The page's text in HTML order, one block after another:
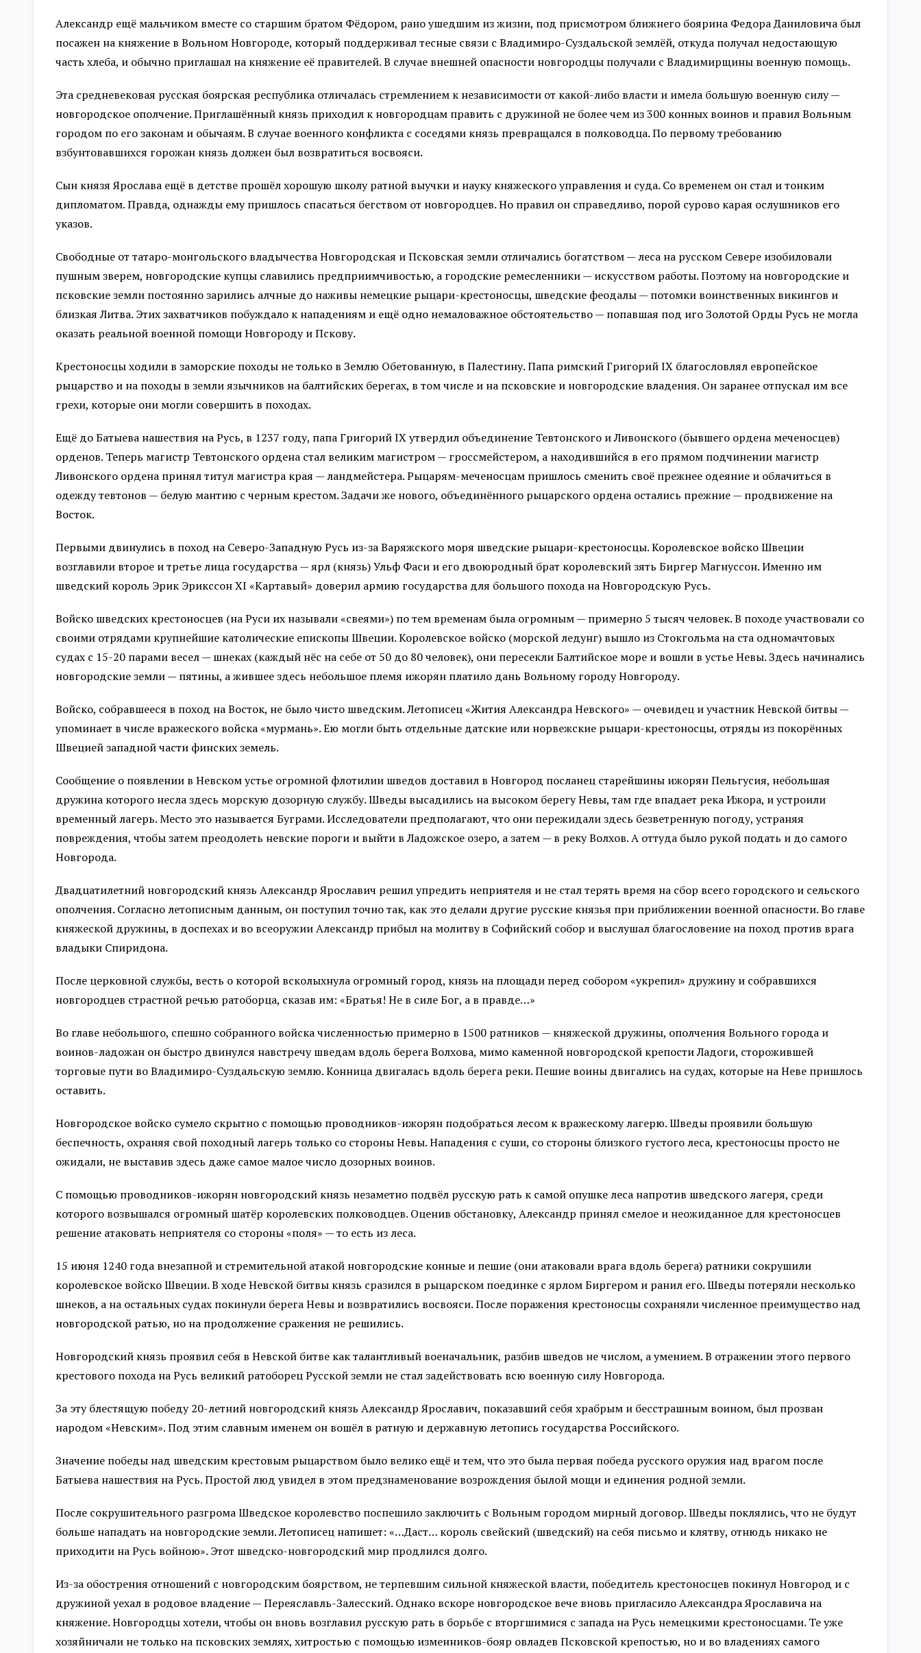
Александр ещё мальчиком вместе со старшим братом Фёдором, рано ушедшим из жизни, под присмотром ближнего боярина Федора Даниловича был
посажен на княжение в Вольном Новгороде, который поддерживал тесные связи с Владимиро-Суздальской землёй, откуда получал недостающую
часть хлеба, и обычно приглашал на княжение её правителей. В случае внешней опасности новгородцы получали с Владимирщины военную помощь.
Эта средневековая русская боярская республика отличалась стремлением к независимости от какой-либо власти и имела большую военную силу —
новгородское ополчение. Приглашённый князь приходил к новгородцам править с дружиной не более чем из 300 конных воинов и правил Вольным
городом по его законам и обычаям. В случае военного конфликта с соседями князь превращался в полководца. По первому требованию
взбунтовавшихся горожан князь должен был возвратиться восвояси.
Сын князя Ярослава ещё в детстве прошёл хорошую школу ратной выучки и науку княжеского управления и суда. Со временем он стал и тонким
дипломатом. Правда, однажды ему пришлось спасаться бегством от новгородцев. Но правил он справедливо, порой сурово карая ослушников его
указов.
Свободные от татаро-монгольского владычества Новгородская и Псковская земли отличались богатством — леса на русском Севере изобиловали
пушным зверем, новгородские купцы славились предприимчивостью, а городские ремесленники — искусством работы. Поэтому на новгородские и
псковские земли постоянно зарились алчные до наживы немецкие рыцари-крестоносцы, шведские феодалы — потомки воинственных викингов и
близкая Литва. Этих захватчиков побуждало к нападениям и ещё одно немаловажное обстоятельство — попавшая под иго Золотой Орды Русь не могла
оказать реальной военной помощи Новгороду и Пскову.
Крестоносцы ходили в заморские походы не только в Землю Обетованную, в Палестину. Папа римский Григорий IX благословлял европейское
рыцарство и на походы в земли язычников на балтийских берегах, в том числе и на псковские и новгородские владения. Он заранее отпускал им все
грехи, которые они могли совершить в походах.
Ещё до Батыева нашествия на Русь, в 1237 году, папа Григорий IX утвердил объединение Тевтонского и Ливонского (бывшего ордена меченосцев)
орденов. Теперь магистр Тевтонского ордена стал великим магистром — гроссмейстером, а находившийся в его прямом подчинении магистр
Ливонского ордена принял титул магистра края — ландмейстера. Рыцарям-меченосцам пришлось сменить своё прежнее одеяние и облачиться в
одежду тевтонов — белую мантию с черным крестом. Задачи же нового, объединённого рыцарского ордена остались прежние — продвижение на
Восток.
Первыми двинулись в поход на Северо-Западную Русь из-за Варяжского моря шведские рыцари-крестоносцы. Королевское войско Швеции
возглавили второе и третье лица государства — ярл (князь) Ульф Фаси и его двоюродный брат королевский зять Биргер Магнуссон. Именно им
шведский король Эрик Эрикссон XI «Картавый» доверил армию государства для большого похода на Новгородскую Русь.
Войско шведских крестоносцев (на Руси их называли «свеями») по тем временам была огромным — примерно 5 тысяч человек. В походе участвовали со
своими отрядами крупнейшие католические епископы Швеции. Королевское войско (морской ледунг) вышло из Стокгольма на ста одномачтовых
судах с 15-20 парами весел — шнеках (каждый нёс на себе от 50 до 80 человек), они пересекли Балтийское море и вошли в устье Невы. Здесь начинались
новгородские земли — пятины, а жившее здесь небольшое племя ижорян платило дань Вольному городу Новгороду.
Войско, собравшееся в поход на Восток, не было чисто шведским. Летописец «Жития Александра Невского» — очевидец и участник Невской битвы —
упоминает в числе вражеского войска «мурмань». Ею могли быть отдельные датские или норвежские рыцари-крестоносцы, отряды из покорённых
Швецией западной части финских земель.
Сообщение о появлении в Невском устье огромной флотилии шведов доставил в Новгород посланец старейшины ижорян Пельгусия, небольшая
дружина которого несла здесь морскую дозорную службу. Шведы высадились на высоком берегу Невы, там где впадает река Ижора, и устроили
временный лагерь. Место это называется Буграми. Исследователи предполагают, что они пережидали здесь безветренную погоду, устраняя
повреждения, чтобы затем преодолеть невские пороги и выйти в Ладожское озеро, а затем — в реку Волхов. А оттуда было рукой подать и до самого
Новгорода.
Двадцатилетний новгородский князь Александр Ярославич решил упредить неприятеля и не стал терять время на сбор всего городского и сельского
ополчения. Согласно летописным данным, он поступил точно так, как это делали другие русские князья при приближении военной опасности. Во главе
княжеской дружины, в доспехах и во всеоружии Александр прибыл на молитву в Софийский собор и выслушал благословение на поход против врага
владыки Спиридона.
После церковной службы, весть о которой всколыхнула огромный город, князь на площади перед собором «укрепил» дружину и собравшихся
новгородцев страстной речью ратоборца, сказав им: «Братья! Не в силе Бог, а в правде…»
Во главе небольшого, спешно собранного войска численностью примерно в 1500 ратников — княжеской дружины, ополчения Вольного города и
воинов-ладожан он быстро двинулся навстречу шведам вдоль берега Волхова, мимо каменной новгородской крепости Ладоги, сторожившей
торговые пути во Владимиро-Суздальскую землю. Конница двигалась вдоль берега реки. Пешие воины двигались на судах, которые на Неве пришлось
оставить.
Новгородское войско сумело скрытно с помощью проводников-ижорян подобраться лесом к вражескому лагерю. Шведы проявили большую
беспечность, охраняя свой походный лагерь только со стороны Невы. Нападения с суши, со стороны близкого густого леса, крестоносцы просто не
ожидали, не выставив здесь даже самое малое число дозорных воинов.
С помощью проводников-ижорян новгородский князь незаметно подвёл русскую рать к самой опушке леса напротив шведского лагеря, среди
которого возвышался огромный шатёр королевских полководцев. Оценив обстановку, Александр принял смелое и неожиданное для крестоносцев
решение атаковать неприятеля со стороны «поля» — то есть из леса.
15 июня 1240 года внезапной и стремительной атакой новгородские конные и пешие (они атаковали врага вдоль берега) ратники сокрушили
королевское войско Швеции. В ходе Невской битвы князь сразился в рыцарском поединке с ярлом Биргером и ранил его. Шведы потеряли несколько
шнеков, а на остальных судах покинули берега Невы и возвратились восвояси. После поражения крестоносцы сохраняли численное преимущество над
новгородской ратью, но на продолжение сражения не решились.
Новгородский князь проявил себя в Невской битве как талантливый военачальник, разбив шведов не числом, а умением. В отражении этого первого
крестового похода на Русь великий ратоборец Русской земли не стал задействовать всю военную силу Новгорода.
За эту блестящую победу 20-летний новгородский князь Александр Ярославич, показавший себя храбрым и бесстрашным воином, был прозван
народом «Невским». Под этим славным именем он вошёл в ратную и державную летопись государства Российского.
Значение победы над шведским крестовым рыцарством было велико ещё и тем, что это была первая победа русского оружия над врагом после
Батыева нашествия на Русь. Простой люд увидел в этом предзнаменование возрождения былой мощи и единения родной земли.
После сокрушительного разгрома Шведское королевство поспешило заключить с Вольным городом мирный договор. Шведы поклялись, что не будут
больше нападать на новгородские земли. Летописец напишет: «…Даст… король свейский (шведский) на себя письмо и клятву, отнюдь никако не
приходити на Русь войною». Этот шведско-новгородский мир продлился долго.
Из-за обострения отношений с новгородским боярством, не терпевшим сильной княжеской власти, победитель крестоносцев покинул Новгород и с
дружиной уехал в родовое владение — Переяславль-Залесский. Однако вскоре новгородское вече вновь пригласило Александра Ярославича на
княжение. Новгородцы хотели, чтобы он вновь возглавил русскую рать в борьбе с вторгшимися с запада на Русь немецкими крестоносцами. Те уже
хозяйничали не только на псковских землях, хитростью с помощью изменников-бояр овладев Псковской крепостью, но и во владениях самого